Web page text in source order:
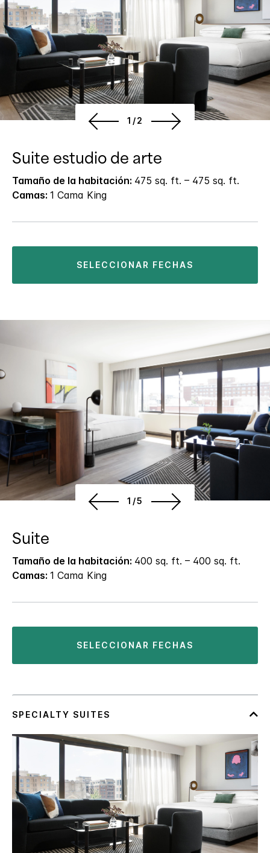
1/2
Suite estudio de arte
Tamaño de la habitación: 475 sq. ft. – 475 sq. ft.
Camas: 1 Cama King
SELECCIONAR FECHAS
1/5
Suite
Tamaño de la habitación: 400 sq. ft. – 400 sq. ft.
Camas: 1 Cama King
SELECCIONAR FECHAS